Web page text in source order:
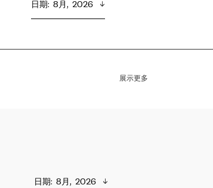
日期: 8月,  2026
展示更多
日期: 8月,  2026